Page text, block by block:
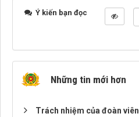
Ý kiến bạn đọc
Những tin mới hơn
Trách nhiệm của đoàn